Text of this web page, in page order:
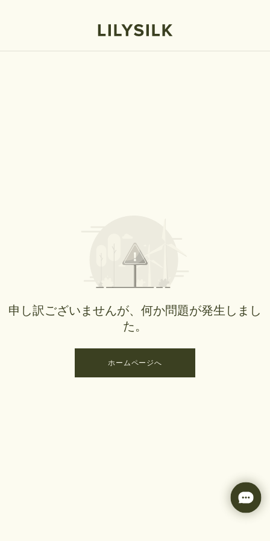
申し訳ございませんが、何か問題が発生しまし
た。
ホームページへ